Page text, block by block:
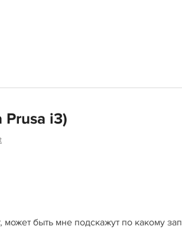
Prusa i3)
быть мне подскажут по какому